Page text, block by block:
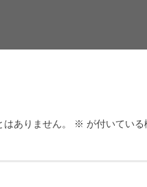
ありません。 ※ が付いている